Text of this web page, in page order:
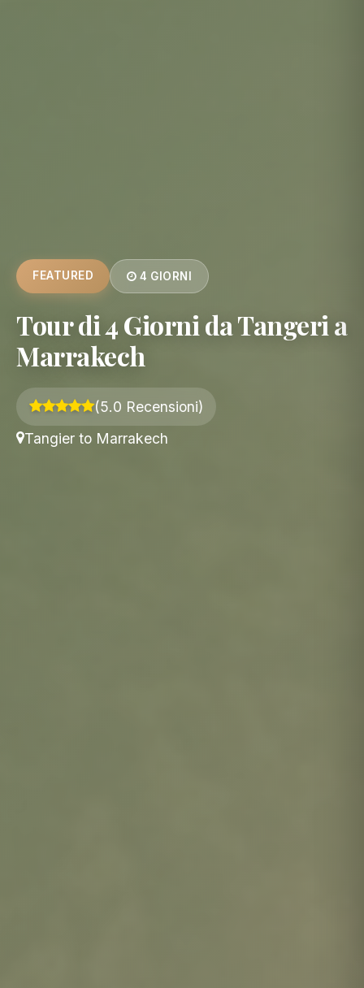
FEATURED 4 GIORNI
Tour di 4 Giorni da Tangeri a
Marrakech
(5.0 Recensioni)
Tangier to Marrakech